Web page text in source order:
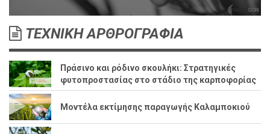
ΤΕΧΝΙΚΗ ΑΡΘΡΟΓΡΑΦΙΑ
Πράσινο και ρόδινο σκουλήκι: Στρατηγικές
φυτοπροστασίας στο στάδιο της καρποφορίας
Μοντέλα εκτίμησης παραγωγής Καλαμποκιού